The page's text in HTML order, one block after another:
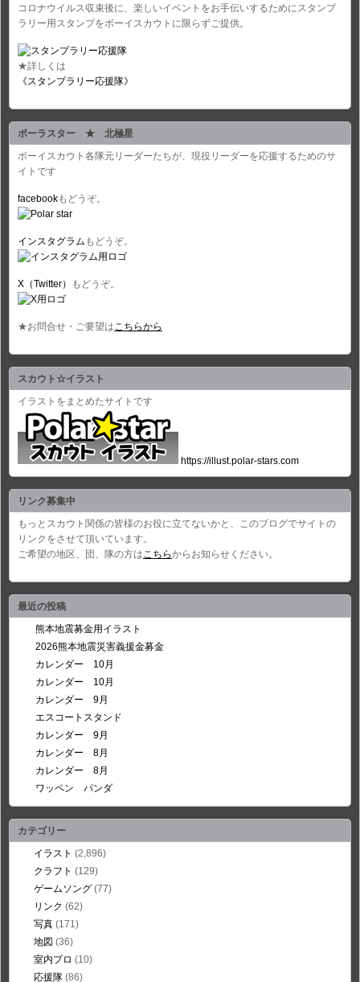
コロナウイルス収束後に、楽しいイベントをお手伝いするためにスタンプ
ラリー用スタンプをボーイスカウトに限らずご提供。
★詳しくは
《スタンプラリー応援隊》
ポーラスター ★ 北極星
ボーイスカウト各隊元リーダーたちが、現役リーダーを応援するためのサ
イトです
facebookもどうぞ。
インスタグラム もどうぞ。
X（Twitter） もどうぞ。
★お問合せ・ご要望はこちらから
スカウト☆イラスト
イラストをまとめたサイトです
https://illust.polar-stars.com
リンク募集中
もっとスカウト関係の皆様のお役に立てないかと、このブログでサイトの
リンクをさせて頂いています。
ご希望の地区、団、隊の方はこちらからお知らせください。
最近の投稿
熊本地震募金用イラスト
2026熊本地震災害義援金募金
カレンダー 10月
カレンダー 10月
カレンダー 9月
エスコートスタンド
カレンダー 9月
カレンダー 8月
カレンダー 8月
ワッペン パンダ
カテゴリー
イラスト (2,896)
クラフト (129)
ゲームソング (77)
リンク (62)
写真 (171)
地図 (36)
室内プロ (10)
応援隊 (86)